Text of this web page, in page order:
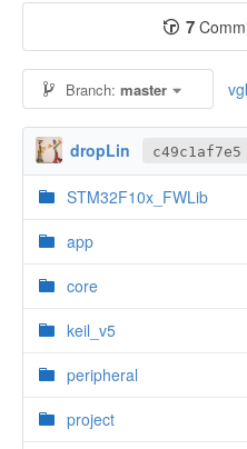
7
Branch:master
dropLin c49c1af7e5
STM32F10x_FWLib
app
core
keil_v5
peripheral
project